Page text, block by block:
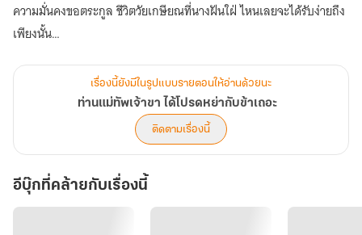
ความมั่นคงขอตระกูล ชีวิตวัยเกษียณที่นางฝันใฝ่ ไหนเลยจะได้รับง่ายถึง
เพียงนั้น
“ท่านแม่ทัพ ได้โปรดหย่ากับข้าเถอะ” น้ำเสียงอ่อนหวานดังขึ้นด้วยท่าทาง
น่าสงสาร ทว่าชายหนุ่มกลับยกยิ้มมุมปาก แล้วพูดขึ้นด้วยน้ำเสียงเย็นชา
“รอให้ฮูหยินคลอดบุตรชายหญิงให้ข้าสักสองคน แล้วข้าจะหย่าให้เป็น
อย่างไร”
เรื่องนี้ยังมีในรูปแบบรายตอนให้อ่านด้วยนะ
ท่านแม่ทัพเจ้าขา ได้โปรดหย่ากับข้าเถอะ
ติดตามเรื่องนี้
อีบุ๊กที่คล้ายกับเรื่องนี้